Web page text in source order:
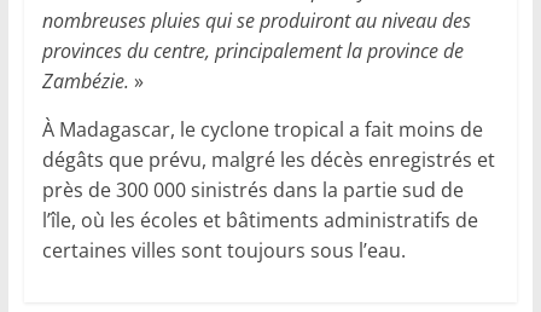
nombreuses pluies qui se produiront au niveau des
provinces du centre, principalement la province de
Zambézie. »
À Madagascar, le cyclone tropical a fait moins de
dégâts que prévu, malgré les décès enregistrés et
près de 300 000 sinistrés dans la partie sud de
l’île, où les écoles et bâtiments administratifs de
certaines villes sont toujours sous l’eau.